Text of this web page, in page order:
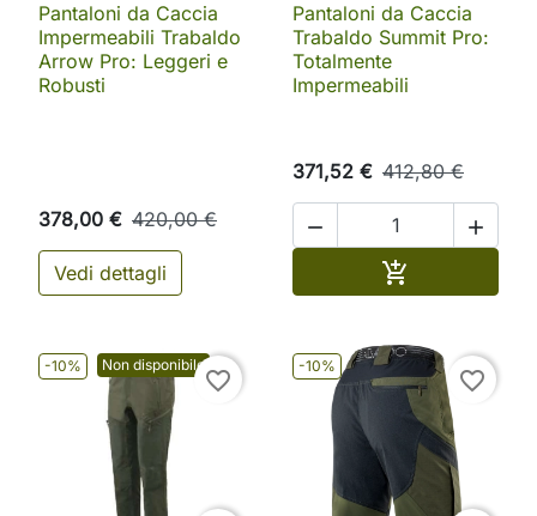
Pantaloni da Caccia
Impermeabili Trabaldo
Arrow Pro: Leggeri e
Robusti
378,00 € 420,00 €
Vedi dettagli
Pantaloni da Caccia
Trabaldo Summit Pro:
Totalmente
Impermeabili
371,52 € 412,80 €
 

-10% Non disponibile
favorite_border
-10%
favorite_border